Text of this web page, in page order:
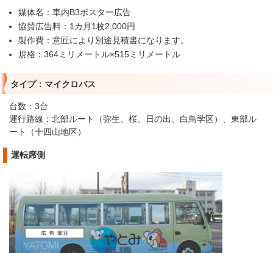
媒体名：車内B3ポスター広告
協賛広告料：1カ月1枚2,000円
製作費：意匠により別途見積書になります。
規格：364ミリメートル×515ミリメートル
タイプ：マイクロバス
台数：3台
運行路線：北部ルート（弥生、桜、日の出、白鳥学区）、東部ル
ート（十四山地区）
運転席側